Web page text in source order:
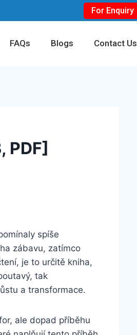
For Enquiry
FAQs Blogs Contact Us
PDF]
spíše
zábavu, zatímco
je to určitě kniha,
tak
a transformace.
ale dopad příběhu